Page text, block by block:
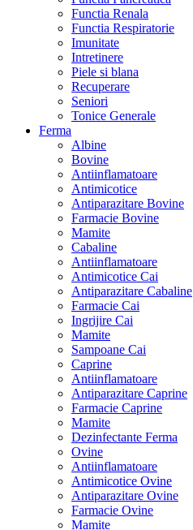
Functia Renala
Functia Respiratorie
Imunitate
Intretinere
Piele si blana
Recuperare
Seniori
Tonice Generale
Ferma
Albine
Bovine
Antiinflamatoare
Antimicotice
Antiparazitare Bovine
Farmacie Bovine
Mamite
Cabaline
Antiinflamatoare
Antimicotice Cai
Antiparazitare Cabaline
Farmacie Cai
Ingrijire Cai
Mamite
Sampoane Cai
Caprine
Antiinflamatoare
Antiparazitare Caprine
Farmacie Caprine
Mamite
Dezinfectante Ferma
Ovine
Antiinflamatoare
Antimicotice Ovine
Antiparazitare Ovine
Farmacie Ovine
Mamite